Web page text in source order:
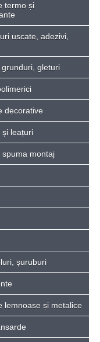
termo și
uscate, adezivi,
grunduri, gleturi
decorative
și leațuri
spuma montaj
șuruburi
lemnoase și metalice